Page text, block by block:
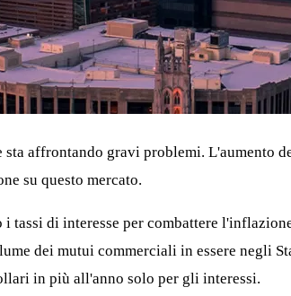
affrontando gravi problemi.
su questo mercato.
i tassi di interesse per combattere
dei mutui commerciali in essere
in più all'anno solo per gli interessi.